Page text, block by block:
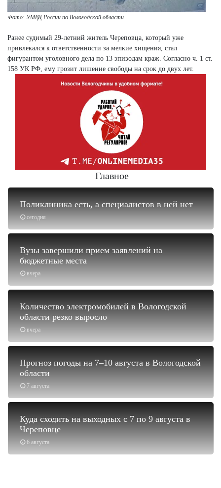
Фото: УМВД России по Вологодской области
Ранее судимый 29-летний житель Череповца, который уже
привлекался к ответственности за мелкие хищения, стал
фигурантом уголовного дела по 13 эпизодам краж. Согласно ч. 1 ст.
158 УК РФ, ему грозит лишение свободы на срок до двух лет.
Главное
сегодня
Поликлиника есть, а специалистов в ней нет
вчера
Вузы завершили прием заявлений на
бюджетные места
вчера
Количество электромобилей в Вологодской
области резко выросло
7 августа
Прогноз погоды на 7–10 августа в Вологодской
области
6 августа
Куда сходить на выходных с 7 по 9 августа в
Череповце